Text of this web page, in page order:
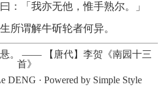
：「我亦无他，惟手熟尔。」
所谓解牛斫轮者何异。
。 ——
【唐代】李贺《南园十三
首》
DENG · Powered by Simple Style